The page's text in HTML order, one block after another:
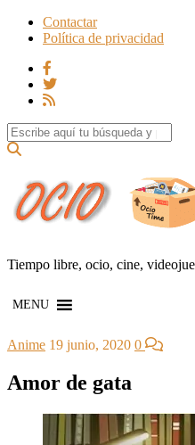
Contactar
Política de privacidad
Search for:
Tiempo libre, ocio, cine,
MENU
Anime 19 junio, 2020 0
Amor de gata